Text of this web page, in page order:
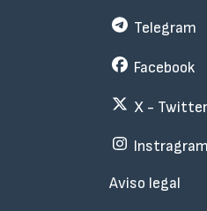
Subfooter
Telegram
Facebook
X - Twitter
Instragram
Aviso legal